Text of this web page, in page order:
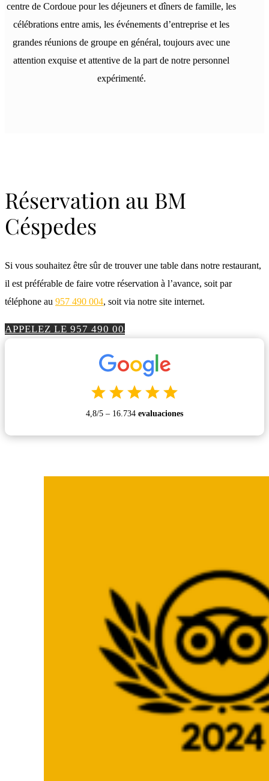
centre de Cordoue pour les déjeuners et dîners de famille, les
célébrations entre amis, les événements d’entreprise et les
grandes réunions de groupe en général, toujours avec une
attention exquise et attentive de la part de notre personnel
expérimenté.
Réservation au BM
Céspedes
Si vous souhaitez être sûr de trouver une table dans notre restaurant,
il est préférable de faire votre réservation à l’avance, soit par
téléphone au 957 490 004, soit via notre site internet.
APPELEZ LE 957 490 004
4,8/5 – 16. 734 evaluaciones